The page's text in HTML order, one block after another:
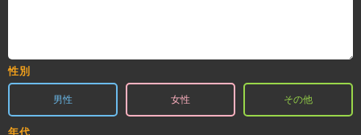
性別
男性 女性 その他
年代